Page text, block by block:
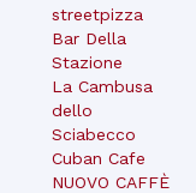
streetpizza
Bar Della
Stazione
La Cambusa
dello
Sciabecco
Cuban Cafe
NUOVO CAFFÈ